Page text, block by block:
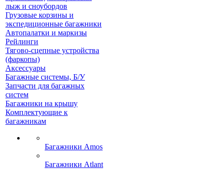
лыж и сноубордов
Грузовые корзины и
экспедиционные багажники
Автопалатки и маркизы
Рейлинги
Тягово-сцепные устройства
(фаркопы)
Аксессуары
Багажные системы, Б/У
Запчасти для багажных
систем
Багажники на крышу
Комплектующие к
багажникам
Багажники Amos
Багажники Atlant